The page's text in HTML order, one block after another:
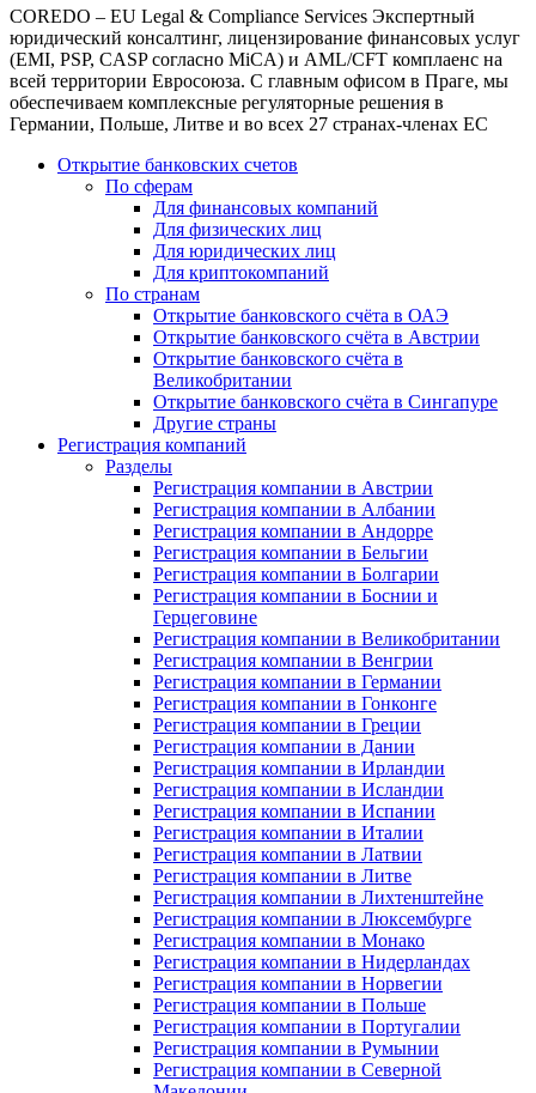
COREDO – EU Legal & Compliance Services Экспертный
юридический консалтинг, лицензирование финансовых услуг
(EMI, PSP, CASP согласно MiCA) и AML/CFT комплаенс на
всей территории Евросоюза. С главным офисом в Праге, мы
обеспечиваем комплексные регуляторные решения в
Германии, Польше, Литве и во всех 27 странах-членах ЕС
Открытие банковских счетов
По сферам
Для финансовых компаний
Для физических лиц
Для юридических лиц
Для криптокомпаний
По странам
Открытие банковского счёта в ОАЭ
Открытие банковского счёта в Австрии
Открытие банковского счёта в
Великобритании
Открытие банковского счёта в Сингапуре
Другие страны
Регистрация компаний
Разделы
Регистрация компании в Австрии
Регистрация компании в Албании
Регистрация компании в Андорре
Регистрация компании в Бельгии
Регистрация компании в Болгарии
Регистрация компании в Боснии и
Герцеговине
Регистрация компании в Великобритании
Регистрация компании в Венгрии
Регистрация компании в Германии
Регистрация компании в Гонконге
Регистрация компании в Греции
Регистрация компании в Дании
Регистрация компании в Ирландии
Регистрация компании в Исландии
Регистрация компании в Испании
Регистрация компании в Италии
Регистрация компании в Латвии
Регистрация компании в Литве
Регистрация компании в Лихтенштейне
Регистрация компании в Люксембурге
Регистрация компании в Монако
Регистрация компании в Нидерландах
Регистрация компании в Норвегии
Регистрация компании в Польше
Регистрация компании в Португалии
Регистрация компании в Румынии
Регистрация компании в Северной